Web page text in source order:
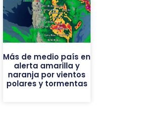
Más de medio país en
alerta amarilla y
naranja por vientos
polares y tormentas